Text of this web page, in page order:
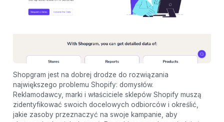
Shopgram jest na dobrej drodze do rozwiązania
największego problemu Shopify: domysłów.
Reklamodawcy, marki i właściciele sklepów Shopify muszą
zidentyfikować swoich docelowych odbiorców i określić,
jakie zasoby przeznaczyć na swoje kampanie, aby